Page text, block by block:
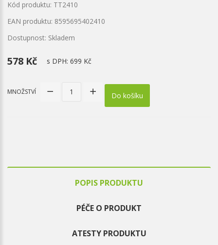
Kód produktu: TT2410
EAN produktu: 8595695402410
Dostupnost: Skladem
578 Kč s DPH: 699 Kč
MNOŽSTVÍ Do košíku
POPIS PRODUKTU
PÉČE O PRODUKT
ATESTY PRODUKTU